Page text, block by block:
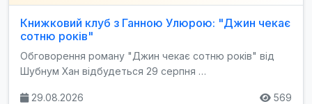
Книжковий клуб з Ганною Улюрою: "Джин чекає
сотню років"
Обговорення роману "Джин чекає сотню років" від
Шубнум Хан відбудеться 29 серпня …
29.08.2026 569